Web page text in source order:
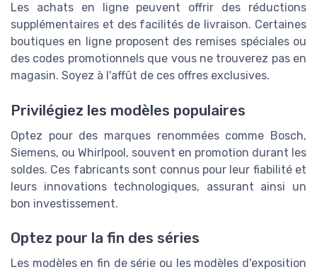
Les achats en ligne peuvent offrir des réductions
supplémentaires et des facilités de livraison. Certaines
boutiques en ligne proposent des remises spéciales ou
des codes promotionnels que vous ne trouverez pas en
magasin. Soyez à l'affût de ces offres exclusives.
Privilégiez les modèles populaires
Optez pour des marques renommées comme Bosch,
Siemens, ou Whirlpool, souvent en promotion durant les
soldes. Ces fabricants sont connus pour leur fiabilité et
leurs innovations technologiques, assurant ainsi un
bon investissement.
Optez pour la fin des séries
Les modèles en fin de série ou les modèles d'exposition